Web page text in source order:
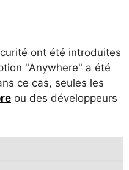
ont été introduites
"Anywhere" a été
ce cas, seules les
ou des développeurs